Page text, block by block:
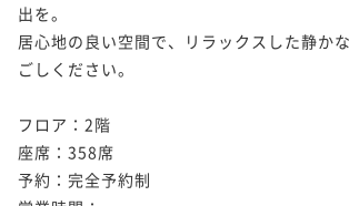
出を。
居心地の良い空間で、リラックスした静か
ごしください。
フロア：2階
座席：358席
予約：完全予約制